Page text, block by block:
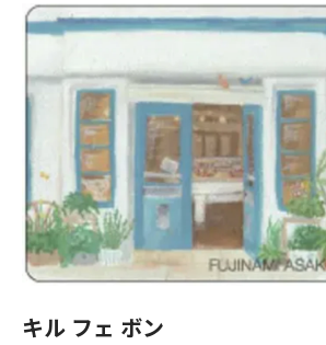
キル フェ ボン